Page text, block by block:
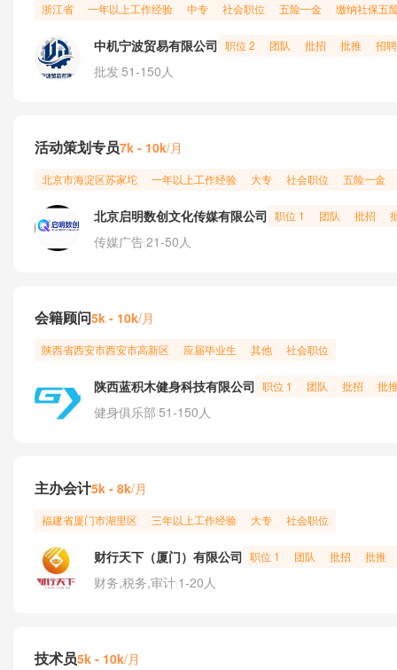
浙江省 一年以上工作经验 中专 社会职位 五险一金 缴纳社保五
中机宁波贸易有限公司 职位 2 团队 批招 批推 招
批发51-150人
活动策划专员7k - 10k/月
北京市海淀区苏家坨 一年以上工作经验 大专 社会职位 五险一金
北京启明数创文化传媒有限公司 职位 1 团队 批招
传媒广告21-50人
会籍顾问5k - 10k/月
陕西省西安市西安市高新区 应届毕业生 其他 社会职位
陕西蓝积木健身科技有限公司 职位 1 团队 批招 批
健身俱乐部 51-150人
主办会计5k - 8k/月
福建省厦门市湖里区 三年以上工作经验 大专 社会职位
财行天下（厦门）有限公司 职位 1 团队 批招 批推
财务,税务,审计 1-20人
技术员5k - 10k/月